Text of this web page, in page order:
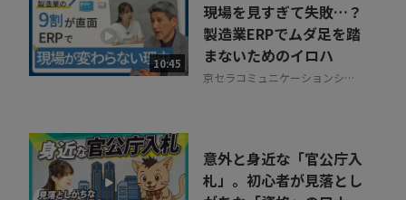
10:45
現場を見すぎて失敗…？
製造業ERPでムダ足を踏
まないためのイロハ
京セラコミュニケーションシス
意外と身近な「官公庁入
札」。初心者が見落とし